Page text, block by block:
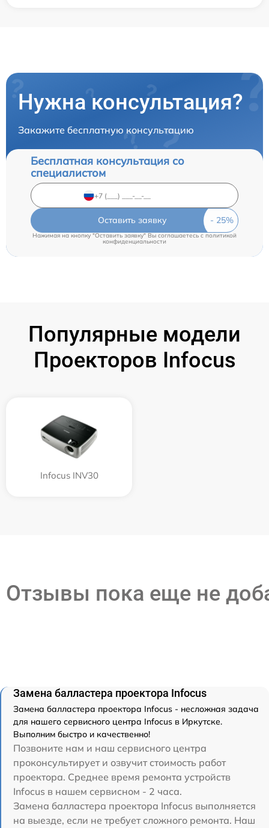
Нужна консультация?
Закажите бесплатную консультацию
Бесплатная консультация со
специалистом
Оставить заявку
Нажимая на кнопку "Оставить заявку" Вы соглашаетесь c политикой
конфиденциальности
Популярные модели
Проекторов Infocus
Infocus INV30
Отзывы пока еще не
Замена балластера проектора Infocus
Замена балластера проектора Infocus - несложная задача
для нашего сервисного центра Infocus в Иркутске.
Выполним быстро и качественно!
Позвоните нам и наш сервисного центра
проконсультирует и озвучит стоимость работ
проектора. Среднее время ремонта устройств
Infocus в нашем сервисном - 2 часа.
Замена балластера проектора Infocus выполняется
на выезде, если не требует сложного ремонта. Наш